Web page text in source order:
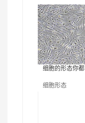
细胞的形态你
细胞形态